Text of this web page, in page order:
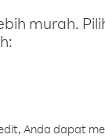
murah.
Anda dapat